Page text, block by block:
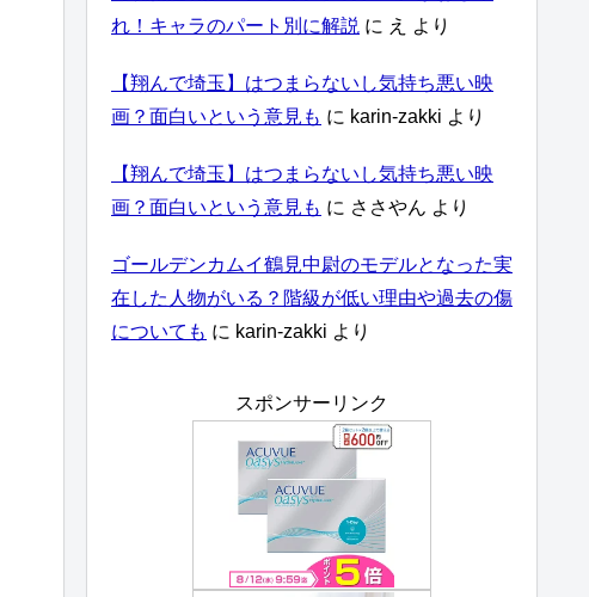
れ！キャラのパート別に解説 に え より
【翔んで埼玉】はつまらないし気持ち悪い映
画？面白いという意見も に karin-zakki より
【翔んで埼玉】はつまらないし気持ち悪い映
画？面白いという意見も に ささやん より
ゴールデンカムイ鶴見中尉のモデルとなった実
在した人物がいる？階級が低い理由や過去の傷
についても に karin-zakki より
スポンサーリンク